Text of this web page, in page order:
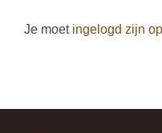
Je moet ingelogd zijn op